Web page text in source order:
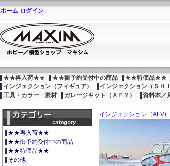
ホーム ログイン
★★再入荷★★ ★★御予約受付中の商品 ★★特価品★★
インジェクション（フィギュア）
インジェクション（ＳＨＩ
工具・カラー・素材
ガレージキット（ＡＦＶ） 資料本／
★★再入荷★★
★★御予約受付中の商品
★★特価品★★
その他
インジェクション（AFV)